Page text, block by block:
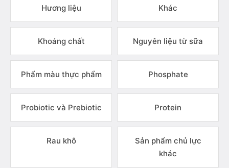
Hương liệu Khác
Khoáng chất Nguyên liệu từ sữa
Phẩm màu thực phẩm Phosphate
Probiotic và Prebiotic Protein
Rau khô
Sản phẩm chủ lực
khác